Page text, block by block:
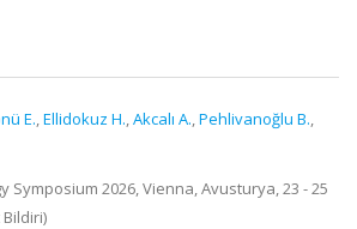
E.,Ellidokuz H.,Akcalı A.,Pehlivanoğlu B.,
Symposium 2026, Vienna, Avusturya, 23 - 25